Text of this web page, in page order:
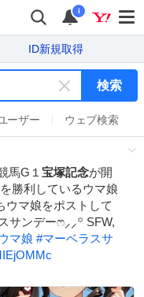
i
ID新規取得
キ
ー
ワ
ド
を
消
検索
ーザー ウェブ検索
馬G１ 宝塚記念が開
を勝利しているウマ娘
ウマ娘をポストして
サンデーෆ⸝⸝꙳ SFW,
マ娘 #マーベラスサ